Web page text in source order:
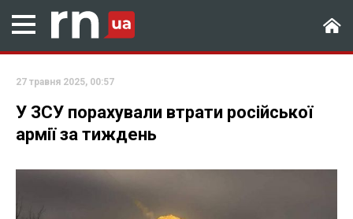
27 травня 2025, 00:57
У ЗСУ порахували втрати російської
армії за тиждень